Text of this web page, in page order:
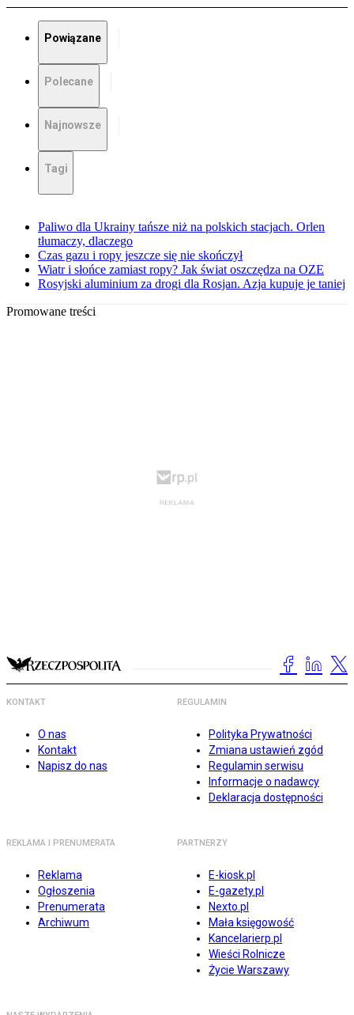
Powiązane
Polecane
Najnowsze
Tagi
Paliwo dla Ukrainy tańsze niż na polskich stacjach. Orlen
tłumaczy, dlaczego
Czas gazu i ropy jeszcze się nie skończył
Wiatr i słońce zamiast ropy? Jak świat oszczędza na OZE
Rosyjski aluminium za drogi dla Rosjan. Azja kupuje je taniej
Promowane treści
KONTAKT
O nas
Kontakt
Napisz do nas
REGULAMIN
Polityka Prywatności
Zmiana ustawień zgód
Regulamin serwisu
Informacje o nadawcy
Deklaracja dostępności
REKLAMA I PRENUMERATA
Reklama
Ogłoszenia
Prenumerata
Archiwum
PARTNERZY
E-kiosk.pl
E-gazety.pl
Nexto.pl
Mała księgowość
Kancelarierp.pl
Wieści Rolnicze
Życie Warszawy